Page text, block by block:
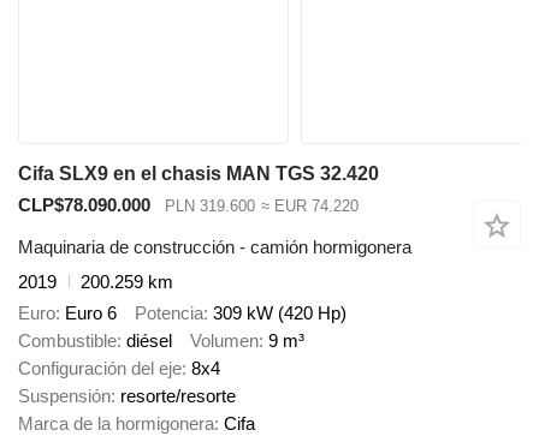
Cifa SLX9 en el chasis MAN TGS 32.420
CLP$78.090.000
PLN 319.600 ≈ EUR 74.220
Maquinaria de construcción - camión hormigonera
2019
200.259 km
Euro Euro 6 Potencia 309 kW (420 Hp)
Combustible diésel Volumen 9 m³
Configuración del eje 8x4
Suspensión resorte/resorte
Marca de la hormigonera Cifa